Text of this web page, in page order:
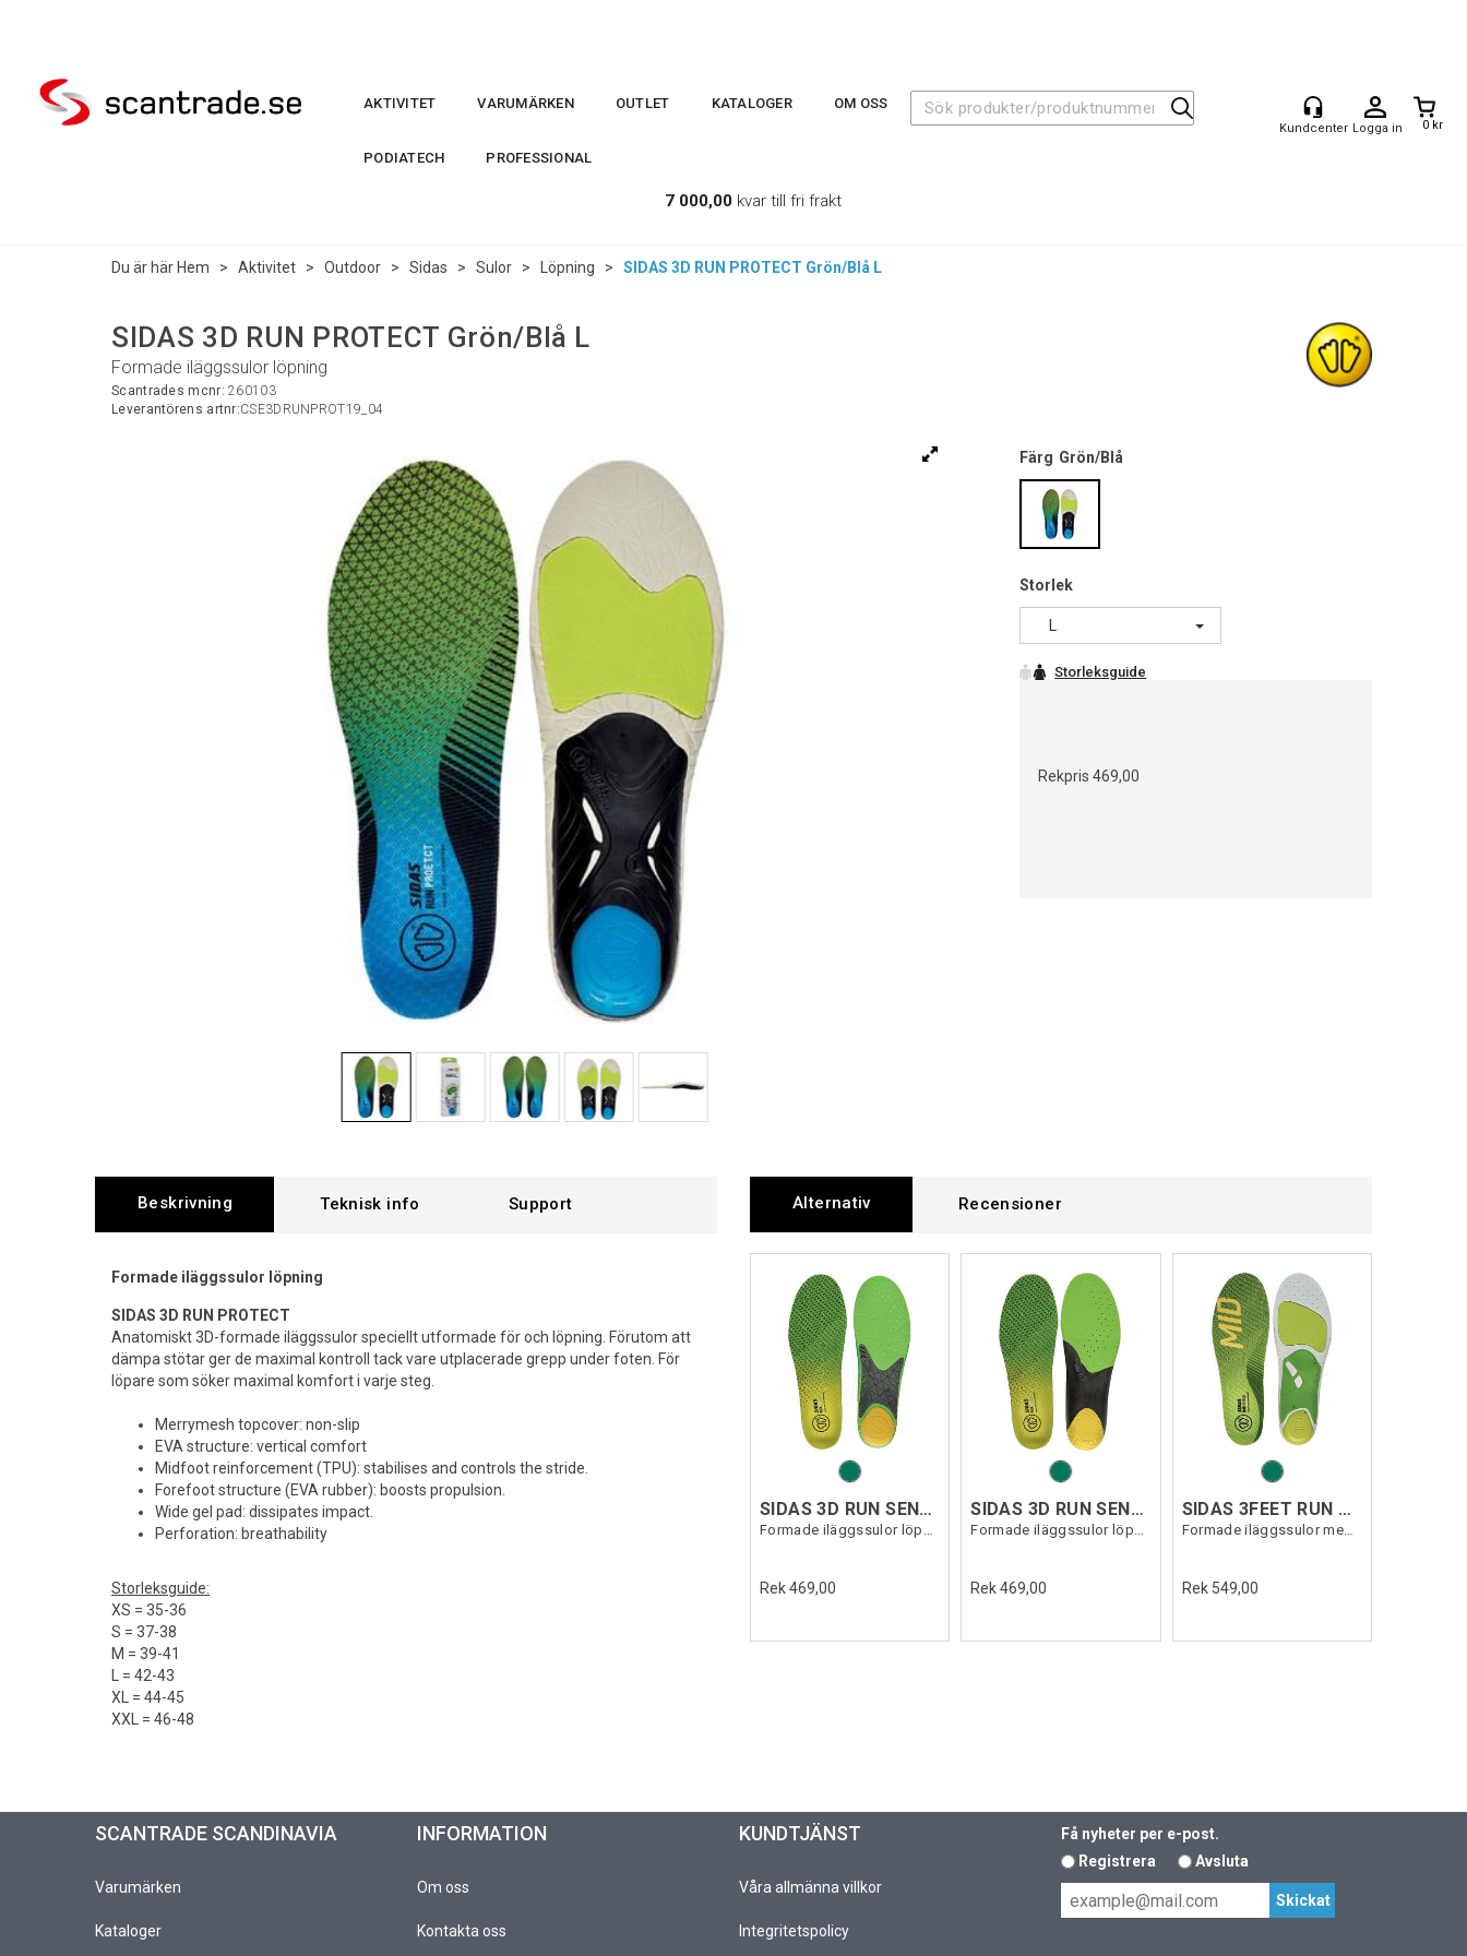
Logga in 0 kr
AKTIVITET VARUMÄRKEN OUTLET KATALOGER OM OSS
PODIATECH PROFESSIONAL
7 000,00 kvar till fri frakt
Du är här Hem > Aktivitet > Outdoor > Sidas > Sulor > Löpning > SIDAS 3D RUN PROTECT Grön/Blå L
SIDAS 3D RUN PROTECT Grön/Blå L
Formade iläggssulor löpning
Scantrades mcnr:260103
Leverantörens artnr:CSE3DRUNPROT19_04
Färg Grön/Blå
Storlek
Rekpris469,00
Beskrivning Support
Formade iläggssulor löpning
SIDAS 3D RUN PROTECT
Anatomiskt 3D-formade iläggssulor speciellt utformade för och löpning. Förutom att
dämpa stötar ger de maximal kontroll tack vare utplacerade grepp under foten. För
löpare som söker maximal komfort i varje steg.
Merrymesh topcover: non-slip
EVA structure: vertical comfort
Midfoot reinforcement (TPU): stabilises and controls the stride.
Forefoot structure (EVA rubber): boosts propulsion.
Wide gel pad: dissipates impact.
Perforation: breathability
Storleksguide:
XS = 35-36
S = 37-38
M = 39-41
L = 42-43
XL = 44-45
XXL = 46-48
Alternativ Recensioner
SIDAS 3D RUN SENSE
Formade iläggssulor löpning
Rek 469,00
SIDAS 3D RUN SENSE
Formade iläggssulor löpning
Rek 469,00
SIDAS 3FEET RUN SENSE MID
Formade iläggssulor medelhögt fotvalv
Rek 549,00
SCANTRADE SCANDINAVIA
Varumärken
Kataloger
INFORMATION
Om oss
Kontakta oss
KUNDTJÄNST
Våra allmänna villkor
Integritetspolicy
Få nyheter per e-post.
Registrera
Avsluta